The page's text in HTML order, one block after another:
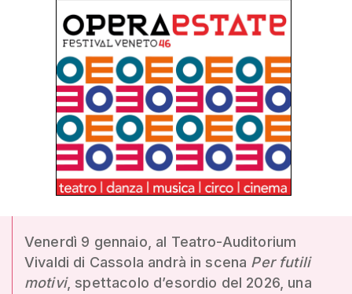
Venerdì 9 gennaio, al Teatro-Auditorium
Vivaldi di Cassola andrà in scena Per futili
motivi, spettacolo d’esordio del 2026, una